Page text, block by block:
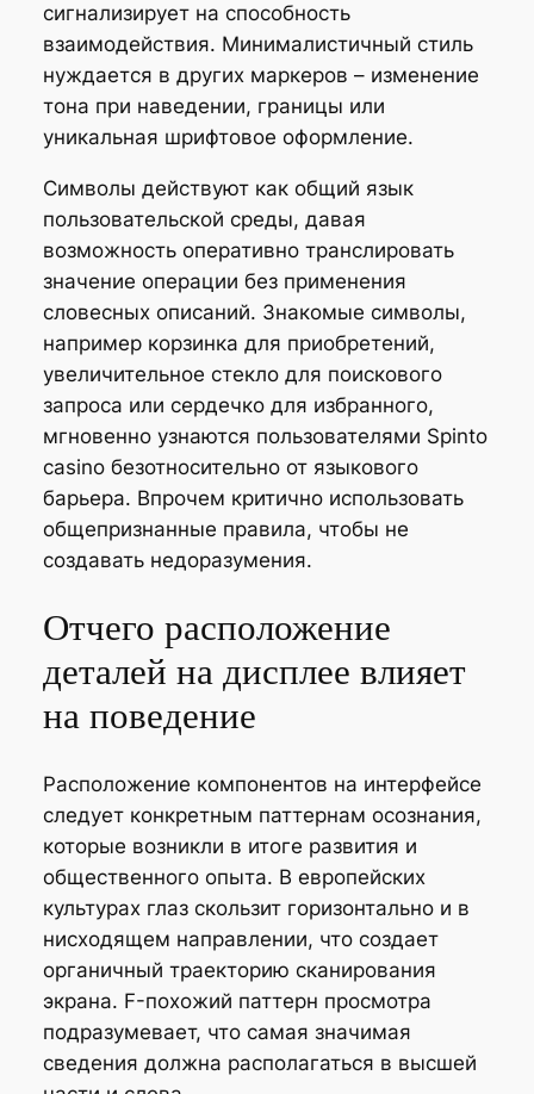
сигнализирует на способность
взаимодействия. Минималистичный стиль
нуждается в других маркеров – изменение
тона при наведении, границы или
уникальная шрифтовое оформление.
Символы действуют как общий язык
пользовательской среды, давая
возможность оперативно транслировать
значение операции без применения
словесных описаний. Знакомые символы,
например корзинка для приобретений,
увеличительное стекло для поискового
запроса или сердечко для избранного,
мгновенно узнаются пользователями Spinto
casino безотносительно от языкового
барьера. Впрочем критично использовать
общепризнанные правила, чтобы не
создавать недоразумения.
Отчего расположение
деталей на дисплее влияет
на поведение
Расположение компонентов на интерфейсе
следует конкретным паттернам осознания,
которые возникли в итоге развития и
общественного опыта. В европейских
культурах глаз скользит горизонтально и в
нисходящем направлении, что создает
органичный траекторию сканирования
экрана. F-похожий паттерн просмотра
подразумевает, что самая значимая
сведения должна располагаться в высшей